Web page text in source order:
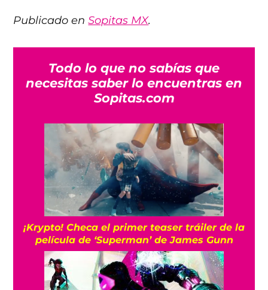
Publicado enSopitas MX.
Todo lo que no sabías que
necesitas saber lo encuentras en
Sopitas.com
¡Krypto! Checa el primer teaser tráiler de la
película de ‘Superman’ de James Gunn